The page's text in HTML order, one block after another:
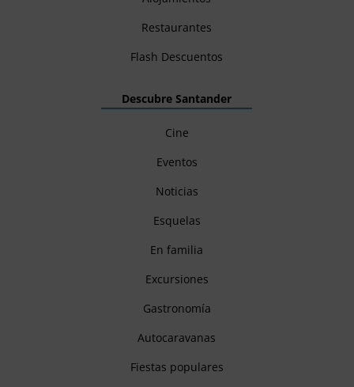
Restaurantes
Flash Descuentos
Descubre Santander
Cine
Eventos
Noticias
Esquelas
En familia
Excursiones
Gastronomía
Autocaravanas
Fiestas populares